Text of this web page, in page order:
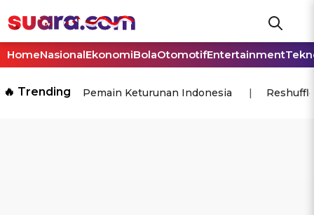
HomeNasionalEkonomiBolaOtomotifEntertainment
🔥 Trending Pemain Keturunan Indonesia